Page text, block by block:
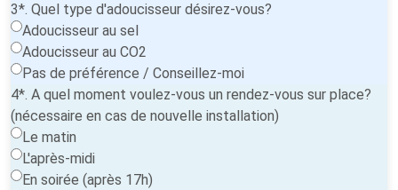
3*. Quel type d'adoucisseur désirez-vous?
Adoucisseur au sel
Adoucisseur au CO2
Pas de préférence / Conseillez-moi
4*. A quel moment voulez-vous un rendez-vous sur place?
(nécessaire en cas de nouvelle installation)
Le matin
L'après-midi
En soirée (après 17h)